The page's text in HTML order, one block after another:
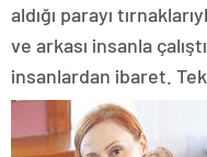
aldığı parayı
ve arkası insanla
insanlardan ibaret.